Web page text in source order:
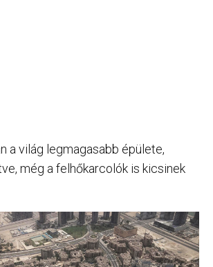
a világ legmagasabb épülete,
még a felhőkarcolók is kicsinek